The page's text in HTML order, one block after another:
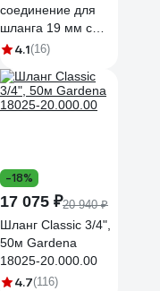
соединение для
шланга 19 мм с
аквастопом
RCS
4.1(16)
-18%
17 075 ₽20 940 ₽
Шланг Classic 3/4",
50м Gardena
18025-20.000.00
4.7(116)